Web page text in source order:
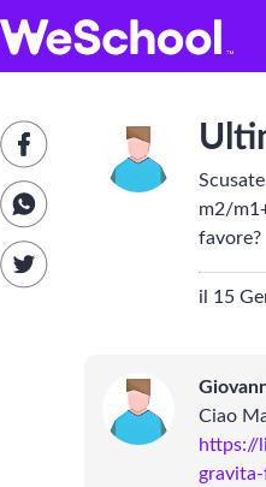
Internet e informatica
Filosofia
Aa GLOSSARIO
m2/
favore?
il 15
Ciao
https://